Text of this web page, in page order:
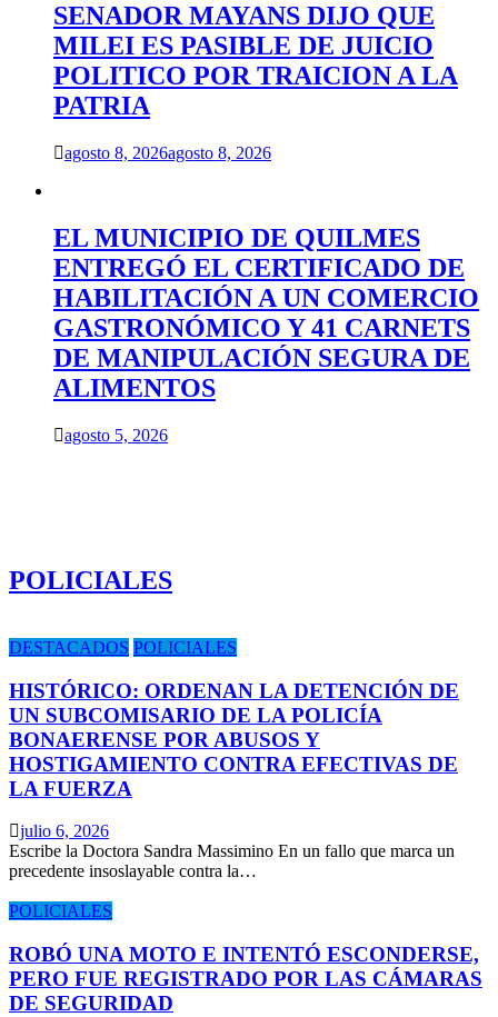
SENADOR MAYANS DIJO QUE
MILEI ES PASIBLE DE JUICIO
POLITICO POR TRAICION A LA
PATRIA
agosto 8, 2026agosto 8, 2026
EL MUNICIPIO DE QUILMES
ENTREGÓ EL CERTIFICADO DE
HABILITACIÓN A UN COMERCIO
GASTRONÓMICO Y 41 CARNETS
DE MANIPULACIÓN SEGURA DE
ALIMENTOS
agosto 5, 2026
POLICIALES
DESTACADOS POLICIALES
HISTÓRICO: ORDENAN LA DETENCIÓN DE
UN SUBCOMISARIO DE LA POLICÍA
BONAERENSE POR ABUSOS Y
HOSTIGAMIENTO CONTRA EFECTIVAS DE
LA FUERZA
julio 6, 2026
Escribe la Doctora Sandra Massimino En un fallo que marca un
precedente insoslayable contra la…
POLICIALES
ROBÓ UNA MOTO E INTENTÓ ESCONDERSE,
PERO FUE REGISTRADO POR LAS CÁMARAS
DE SEGURIDAD